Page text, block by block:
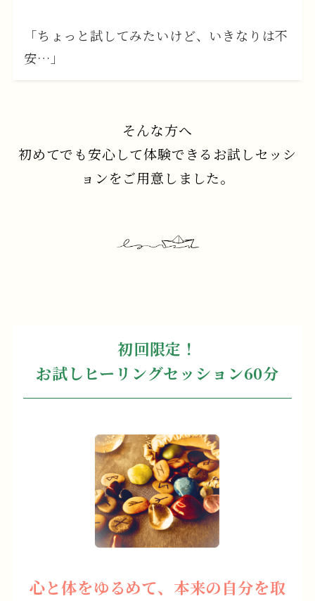
「ちょっと試してみたいけど、いきなりは不
安…」
そんな方へ
初めてでも安心して体験できるお試しセッシ
ョンをご用意しました。
初回限定！
お試しヒーリングセッション60分
心と体をゆるめて、本来の自分を取